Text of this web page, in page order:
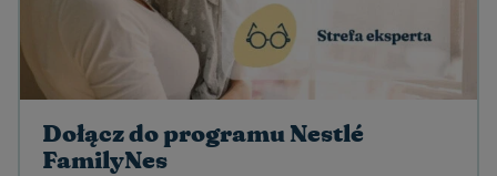
Dołącz do programu Nestlé
FamilyNes